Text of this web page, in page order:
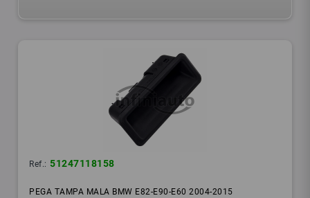
Ref.: 51247118158
PEGA TAMPA MALA BMW E82-E90-E60 2004-2015